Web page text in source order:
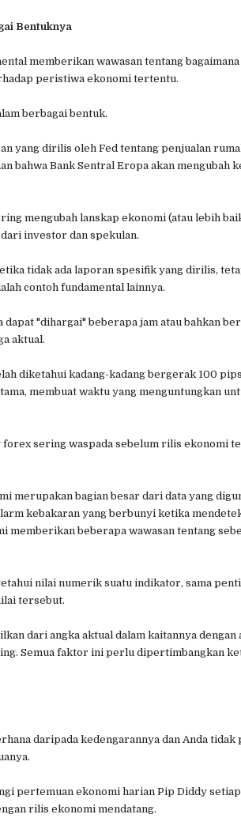
Bentuknya
memberikan wawasan tentang
peristiwa ekonomi tertentu.
berbagai bentuk.
yang dirilis oleh Fed tentang penjualan
bahwa Bank Sentral Eropa akan mengubah
mengubah lanskap ekonomi (atau lebih
investor dan spekulan.
tidak ada laporan spesifik yang dirilis,
contoh fundamental lainnya.
dapat "dihargai" beberapa jam atau bahkan
aktual.
diketahui kadang-kadang bergerak 100
membuat waktu yang menguntungkan
forex sering waspada sebelum rilis ekonomi
merupakan bagian besar dari data yang
kebakaran yang berbunyi ketika
memberikan beberapa wawasan tentang
nilai numerik suatu indikator, sama
tersebut.
dari angka aktual dalam kaitannya
Semua faktor ini perlu dipertimbangkan
daripada kedengarannya dan Anda
pertemuan ekonomi harian Pip Diddy
rilis ekonomi mendatang.